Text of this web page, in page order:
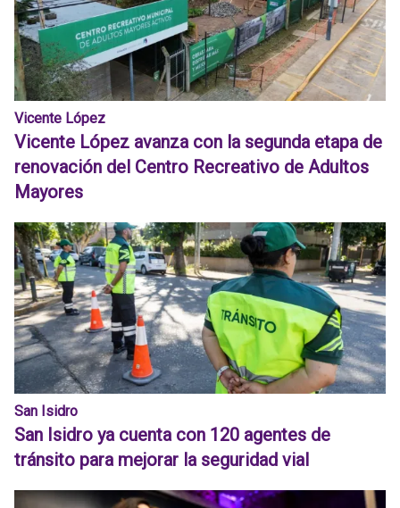
Vicente López
Vicente López avanza con la segunda etapa de
renovación del Centro Recreativo de Adultos
Mayores
San Isidro
San Isidro ya cuenta con 120 agentes de
tránsito para mejorar la seguridad vial